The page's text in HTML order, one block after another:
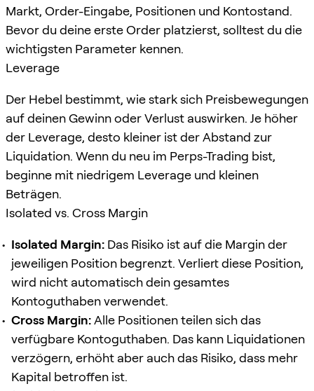
Markt, Order-Eingabe, Positionen und Kontostand.
Bevor du deine erste Order platzierst, solltest du die
wichtigsten Parameter kennen.
Leverage
Der Hebel bestimmt, wie stark sich Preisbewegungen
auf deinen Gewinn oder Verlust auswirken. Je höher
der Leverage, desto kleiner ist der Abstand zur
Liquidation. Wenn du neu im Perps-Trading bist,
beginne mit niedrigem Leverage und kleinen
Beträgen.
Isolated vs. Cross Margin
Isolated Margin: Das Risiko ist auf die Margin der
jeweiligen Position begrenzt. Verliert diese Position,
wird nicht automatisch dein gesamtes
Kontoguthaben verwendet.
Cross Margin:Alle Positionen teilen sich das
verfügbare Kontoguthaben. Das kann Liquidationen
verzögern, erhöht aber auch das Risiko, dass mehr
Kapital betroffen ist.